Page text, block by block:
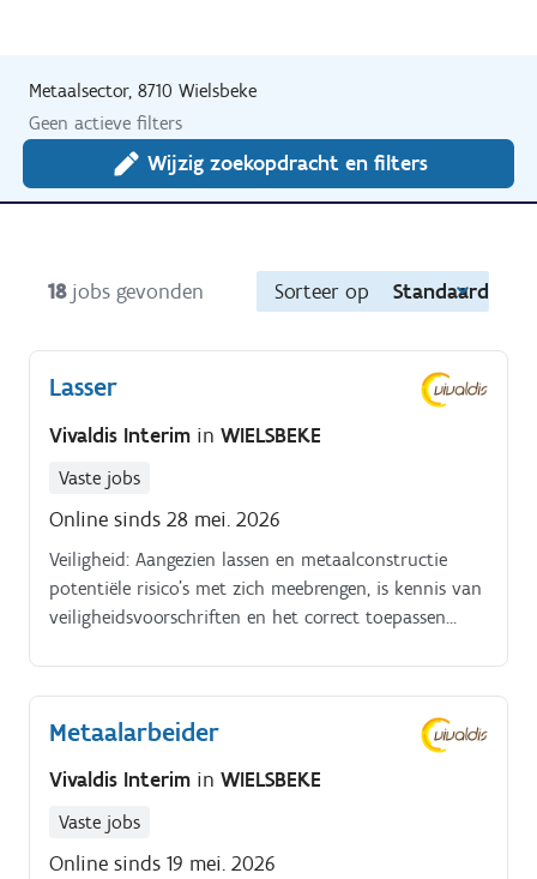
Metaalsector, 8710 Wielsbeke
Geen actieve filters
Wijzig zoekopdracht en filters
18 jobs gevonden Sorteer op Standaard
Lasser
Vivaldis Interim in WIELSBEKE
Vaste jobs
Online sinds 28 mei. 2026
Veiligheid: Aangezien lassen en metaalconstructie
potentiële risico's met zich meebrengen, is kennis van
veiligheidsvoorschriften en het correct toepassen
lasser/monteur kan het nodig zijn om samen te
werken met andere teamleden, zoals ontwerpers,
engineers of andere vakmensen.
Metaalarbeider
Vivaldis Interim in WIELSBEKE
Vaste jobs
Online sinds 19 mei. 2026